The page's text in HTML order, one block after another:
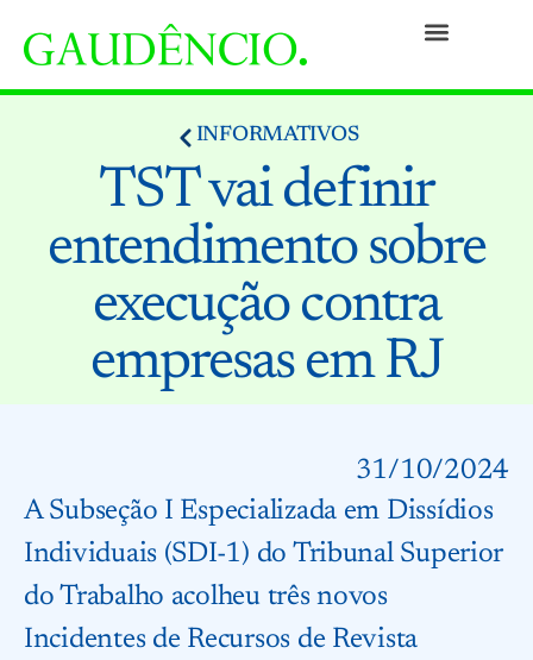
INFORMATIVOS
TST vai definir
entendimento sobre
execução contra
empresas em RJ
31/10/2024
A Subseção I Especializada em Dissídios
Individuais (SDI-1) do Tribunal Superior
do Trabalho acolheu três novos
Incidentes de Recursos de Revista